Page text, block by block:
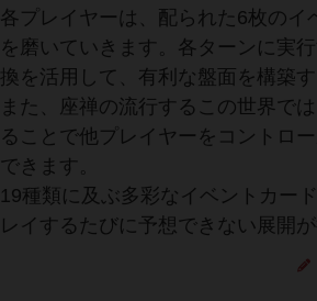
各プレイヤーは、配られた6枚の
を磨いていきます。各ターンに実
換を活用して、有利な盤面を構築
また、座禅の流行するこの世界で
ることで他プレイヤーをコントロ
できます。
19種類に及ぶ多彩なイベントカー
レイするたびに予想できない展開が